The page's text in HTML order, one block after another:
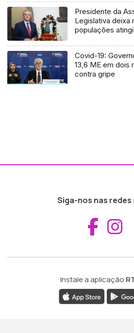
Presidente da
Legislativa deixa
populações
Covid-19:
13,6 ME em dois
contra gripe
Siga-nos nas redes
Instale a aplicação